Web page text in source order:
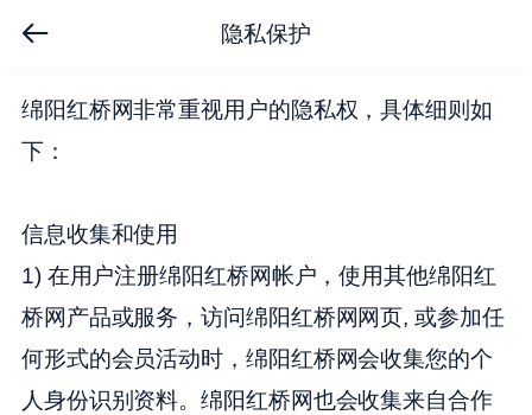
隐私保护
绵阳红桥网非常重视用户的隐私权，具体细则如
下：
信息收集和使用
1) 在用户注册绵阳红桥网帐户，使用其他绵阳红
桥网产品或服务，访问绵阳红桥网网页, 或参加任
何形式的会员活动时，绵阳红桥网会收集您的个
人身份识别资料。绵阳红桥网也会收集来自合作